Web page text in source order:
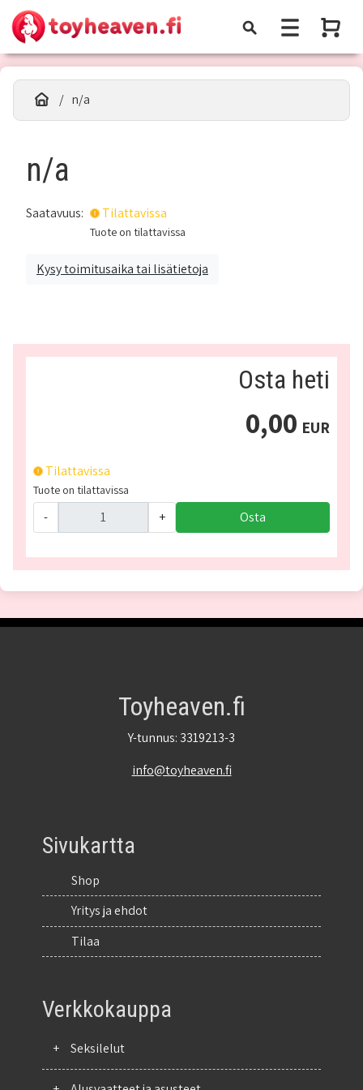
n/a
n/a
Saatavuus: Tilattavissa
Tuote on tilattavissa
Kysy toimitusaika tai lisätietoja
Osta heti
0,00 EUR
Tilattavissa
Tuote on tilattavissa
- + Osta
Toyheaven.fi
Y-tunnus: 3319213-3
info@toyheaven.fi
Sivukartta
Shop
Yritys ja ehdot
Tilaa
Verkkokauppa
+ Seksilelut